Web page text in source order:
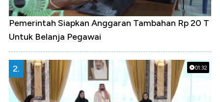
Pemerintah Siapkan Anggaran Tambahan Rp 20 T
Untuk Belanja Pegawai
01:32
2.